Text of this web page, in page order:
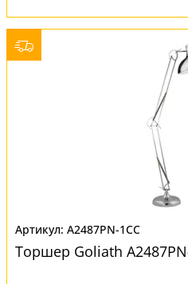
A2487PN-1CC
Торшер Goliath